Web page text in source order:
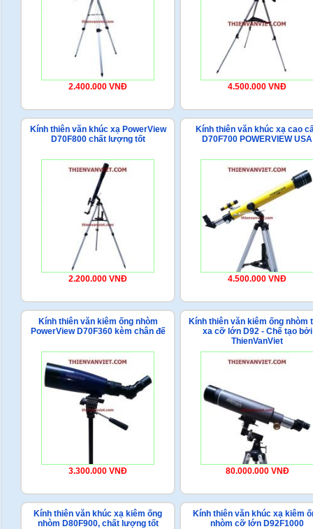
2.400.000 VNĐ 4.500.000 VNĐ
Kính thiên văn khúc xạ PowerView
D70F800 chất lượng tốt
2.200.000 VNĐ
Kính thiên văn khúc xạ cao
D70F700 POWERVIEW USA
4.500.000 VNĐ
Kính thiên văn kiêm ống nhòm
PowerView D70F360 kèm chân đế
3.300.000 VNĐ
Kính thiên văn kiêm ống nhòm
xa cỡ lớn D92 - Chế tạo bởi
ThienVanViet
80.000.000 VNĐ
Kính thiên văn khúc xạ kiêm ống
nhòm D80F900, chất lượng tốt
Kính thiên văn khúc xạ kiêm
nhòm cỡ lớn D92F1000